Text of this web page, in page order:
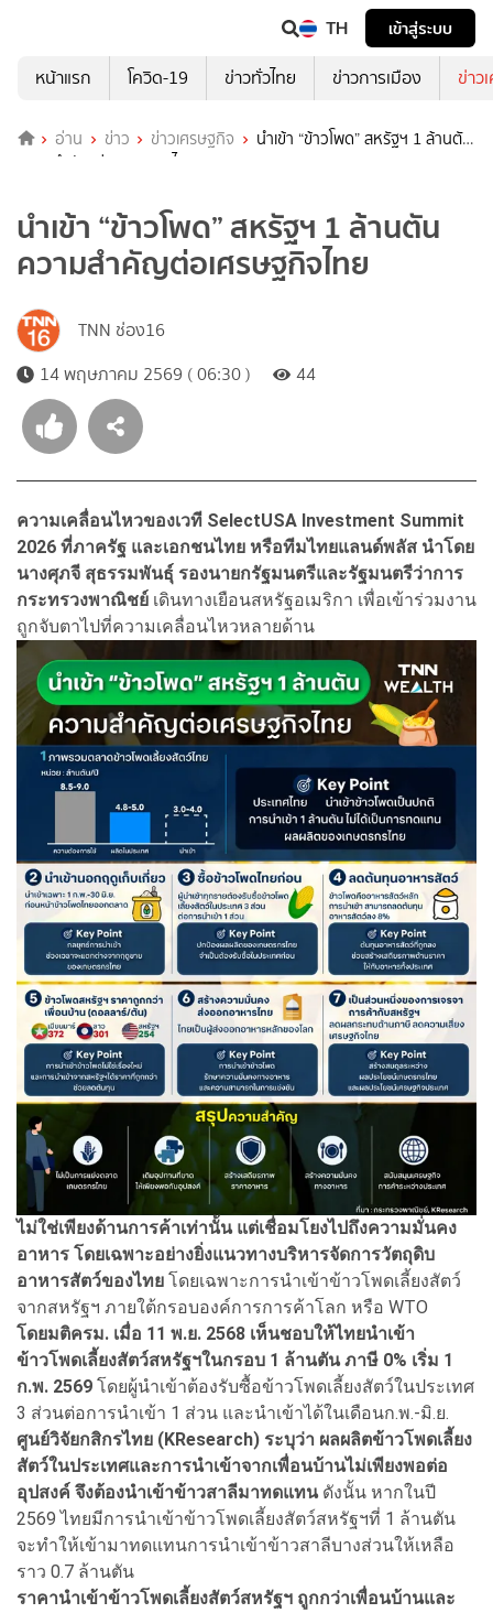
TH
เข้าสู่ระบบ
หน้าแรก
โควิด-19 ข่าวทั่วไทย ข่าวการเมือง ข่าว
อ่าน ข่าว ข่าวเศรษฐกิจ
นำเข้า “ข้าวโพด” สหรัฐฯ 1 ล้านตัน
ความสำคัญต่อเศรษฐกิจไทย
นำเข้า “ข้าวโพด” สหรัฐฯ 1 ล้านตัน
ความสำคัญต่อเศรษฐกิจไทย
TNN ช่อง16
14 พฤษภาคม 2569 ( 06:30 )
44
ความเคลื่อนไหวของเวที SelectUSA Investment Summit
2026 ที่ภาครัฐ และเอกชนไทย หรือทีมไทยแลนด์พลัส นำโดย
นางศุภจี สุธรรมพันธุ์ รองนายกรัฐมนตรีและรัฐมนตรีว่าการ
กระทรวงพาณิชย์ เดินทางเยือนสหรัฐอเมริกา เพื่อเข้าร่วมงาน
ถูกจับตาไปที่ความเคลื่อนไหวหลายด้าน
ไม่ใช่เพียงด้านการค้าเท่านั้น แต่เชื่อมโยงไปถึงความมั่นคง
อาหาร โดยเฉพาะอย่างยิ่งแนวทางบริหารจัดการวัตถุดิบ
อาหารสัตว์ของไทย โดยเฉพาะการนำเข้าข้าวโพดเลี้ยงสัตว์
จากสหรัฐฯ ภายใต้กรอบองค์การการค้าโลก หรือ WTO
โดยมติครม. เมื่อ 11 พ.ย. 2568 เห็นชอบให้ไทยนำเข้า
ข้าวโพดเลี้ยงสัตว์สหรัฐฯในกรอบ 1 ล้านตัน ภาษี 0% เริ่ม 1
ก.พ. 2569 โดยผู้นำเข้าต้องรับซื้อข้าวโพดเลี้ยงสัตว์ในประเทศ
3 ส่วนต่อการนำเข้า 1 ส่วน และนำเข้าได้ในเดือนก.พ.-มิ.ย.
ศูนย์วิจัยกสิกรไทย (KResearch) ระบุว่า ผลผลิตข้าวโพดเลี้ยง
สัตว์ในประเทศและการนำเข้าจากเพื่อนบ้านไม่เพียงพอต่อ
อุปสงค์ จึงต้องนำเข้าข้าวสาลีมาทดแทน ดังนั้น หากในปี
2569 ไทยมีการนำเข้าข้าวโพดเลี้ยงสัตว์สหรัฐฯที่ 1 ล้านตัน
จะทำให้เข้ามาทดแทนการนำเข้าข้าวสาลีบางส่วนให้เหลือ
ราว 0.7 ล้านตัน
ราคานำเข้าข้าวโพดเลี้ยงสัตว์สหรัฐฯ ถูกกว่าเพื่อนบ้านและ